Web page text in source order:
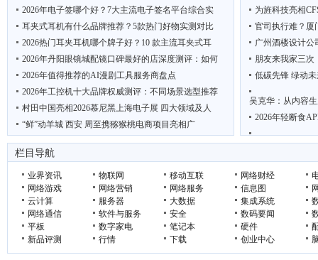
2026年电子签哪个好？7大主流电子签名平台综合实
耳夹式耳机有什么品牌推荐？5款热门好物实测对比
2026热门耳夹耳机哪个牌子好？10 款主流耳夹式耳
2026年丹阳眼镜城配镜口碑最好的店深度测评：如何
2026年值得推荐的AI漫剧工具服务商盘点
2026年工控机十大品牌权威测评：不同场景选型推荐
村田中国亮相2026慕尼黑上海电子展 四大领域及人
“鲜”动羊城 西安 周至携猕猴桃电商项目亮相广
2026优质智慧驿站厂家推荐
为旌科技亮相
官司执行难？厦
广州酒楼设计公
朋友来我家三次
低碳先锋 绿动
吴克华：从内容
2026年轻断食
联想AI主机MINI/
聚龙汇刘睿带学
栏目导航
业界资讯 物联网 移动互联 网络财经
网络游戏
网络营销 网络服务 信息图
云计算
服务器 大数据 集成系统
网络通信
软件与服务 安全 数码要闻
平板
数字家电 笔记本 硬件
新品评测
行情 下载 创业中心